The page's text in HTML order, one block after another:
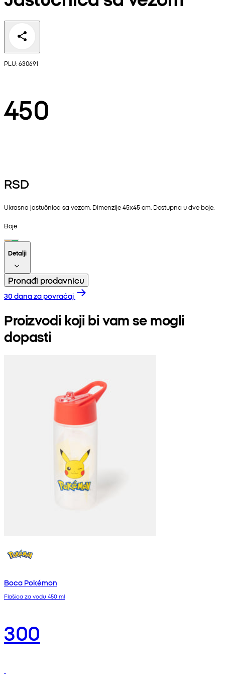
PLU: 630691
450
RSD
Ukrasna jastučnica sa vezom. Dimenzije 45x45 cm. Dostupna u dve boje.
Boje
Detalji
Pronađi prodavnicu
30 dana za povraćaj
Proizvodi koji bi vam se mogli
dopasti
Boca Pokémon
Flašica za vodu 450 ml
300